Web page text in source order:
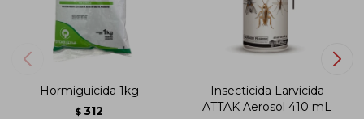
Hormiguicida 1kg
$ 312
Insecticida Larvicida
ATTAK Aerosol 410 mL